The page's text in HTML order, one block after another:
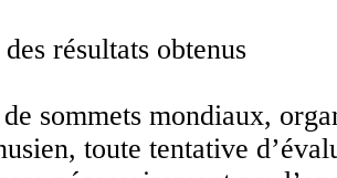
résultats obtenus
de sommets mondiaux,
toute tentative